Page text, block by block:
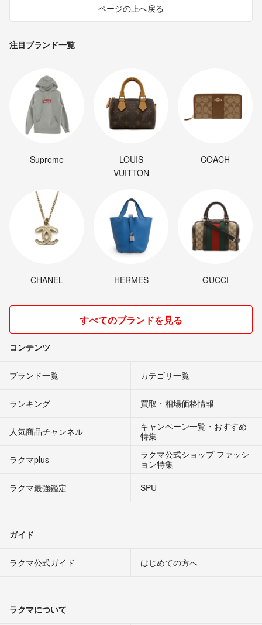
ページの上へ戻る
注目ブランド一覧
Supreme
LOUIS
VUITTON
COACH
CHANEL HERMES GUCCI
すべてのブランドを見る
コンテンツ
ブランド一覧 カテゴリ一覧
ランキング 買取・相場価格情報
人気商品チャンネル
キャンペーン一覧・おすすめ
特集
ラクマplus
ラクマ公式ショップ ファッシ
ョン特集
ラクマ最強鑑定
SPU
ガイド
ラクマ公式ガイド はじめての方へ
ラクマについて